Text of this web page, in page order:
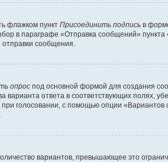
флажком пункт Присоединить подпись в
в параграфе «Отправка сообщений»
сообщения.
опрос под основной формой для создания
ответа в соответствующих полях,
голосовании, с помощью опции
вариантов, превышающее это